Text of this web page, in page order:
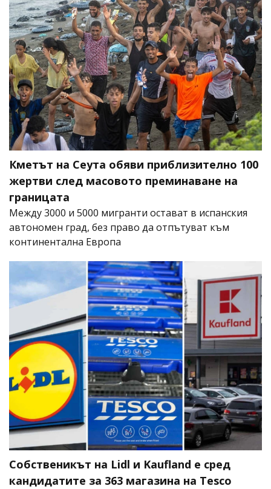
Кметът на Сеута обяви приблизително 100
жертви след масовото преминаване на
границата
Между 3000 и 5000 мигранти остават в испанския
автономен град, без право да отпътуват към
континентална Европа
Собственикът на Lidl и Kaufland е сред
кандидатите за 363 магазина на Tesco